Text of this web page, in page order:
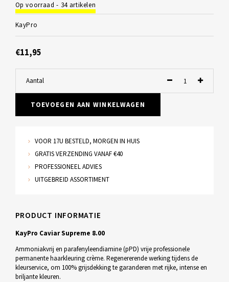
Op voorraad - 34 artikelen
KayPro
€11,95
Aantal
TOEVOEGEN AAN WINKELWAGEN
VOOR 17U BESTELD, MORGEN IN HUIS
GRATIS VERZENDING VANAF €40
PROFESSIONEEL ADVIES
UITGEBREID ASSORTIMENT
PRODUCT INFORMATIE
KayPro Caviar Supreme 8.00
Ammoniakvrij en parafenyleendiamine (pPD) vrije professionele
permanente haarkleuring crème. Regenererende werking tijdens de
kleurservice, om 100% grijsdekking te garanderen met rijke, intense en
briljante kleuren.